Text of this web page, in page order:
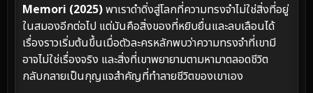
Memori (2025)พาเราดำดิ่งสู่โลกที่ความทรงจำไม่ใช่สิ่งที่อยู่
ในสมองอีกต่อไป แต่มันคือสิ่งของที่หยิบยื่นและลบเลือนได้
เรื่องราวเริ่มต้นขึ้นเมื่อตัวละครหลักพบว่าความทรงจำที่เขามี
อาจไม่ใช่เรื่องจริง และสิ่งที่เขาพยายามตามหามาตลอดชีวิต
กลับกลายเป็นกุญแจสำคัญที่ทำลายชีวิตของเขาเอง